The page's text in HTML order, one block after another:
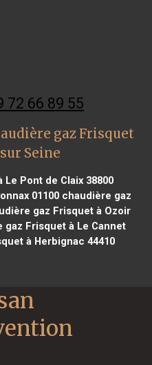
72 66 89 55
gaz Frisquet
Seine
Pont de Claix 38800
01100 chaudière gaz
gaz Frisquet à Ozoir
gaz Frisquet à Le Cannet
à Herbignac 44410